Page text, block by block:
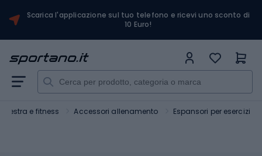
Scarica l'applicazione sul tuo telefono e ricevi uno sconto di
10 Euro!
e fitness Accessori allenamento Espansori per esercizi